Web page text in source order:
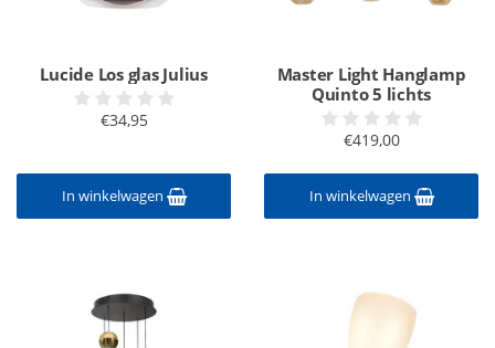
Lucide Los glas Julius
€34,95
In winkelwagen
Master Light Hanglamp
Quinto 5 lichts
€419,00
In winkelwagen